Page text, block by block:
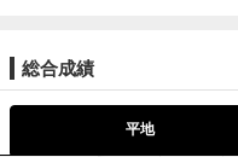
総合成績
平地